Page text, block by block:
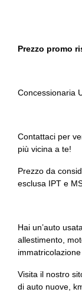
Portellone
Prese d'aria
Radar
Recupero
Rete divisoria
Scarico sportivo
Sedili abbattibili
Prezzo promo
Concessionaria
Contattaci per
più vicina a te!
Prezzo da
esclusa IPT e
Hai un’auto
allestimento,
Visita il nostro
di auto nuove,